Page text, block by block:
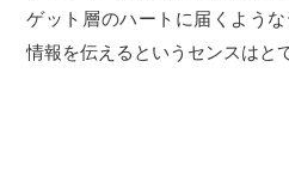
ゲット層のハートに届くよう
情報を伝えるというセンスはと